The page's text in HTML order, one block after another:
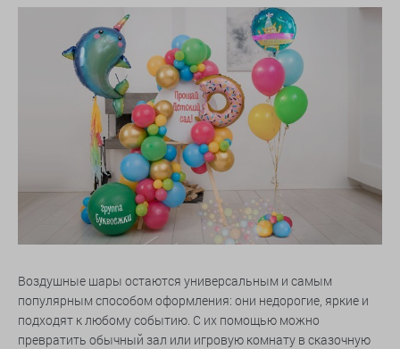
Воздушные шары остаются универсальным и самым
популярным способом оформления: они недорогие, яркие и
подходят к любому событию. С их помощью можно
превратить обычный зал или игровую комнату в сказочную